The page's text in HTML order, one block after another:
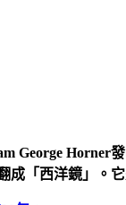
George
成「西洋鏡」。